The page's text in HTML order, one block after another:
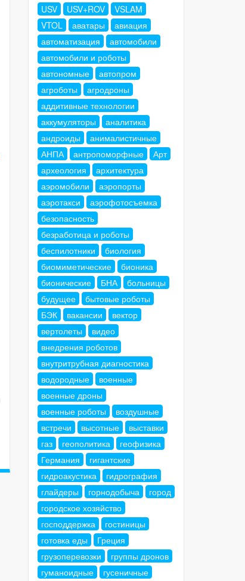
USV
USV+ROV
VSLAM
VTOL
аватары
авиация
автоматизация
автомобили
автомобили и роботы
автономные
автопром
агроботы
агродроны
аддитивные технологии
аккумуляторы
аналитика
андроиды
анималистичные
АНПА
антропоморфные
Арт
археология
архитектура
аэромобили
аэропорты
аэротакси
аэрофотосъемка
безопасность
безработица и роботы
беспилотники
биология
биомиметические
бионика
бионические
БНА
больницы
будущее
бытовые роботы
БЭК
вакансии
вектор
вертолеты
видео
внедрения роботов
внутритрубная диагностика
водородные
военные
военные дроны
военные роботы
воздушные
встречи
высотные
выставки
газ
геополитика
геофизика
Германия
гигантские
гидроакустика
гидрография
глайдеры
горнодобыча
город
городское хозяйство
господдержка
гостиницы
готовка еды
Греция
грузоперевозки
группы дронов
гуманоидные
гусеничные